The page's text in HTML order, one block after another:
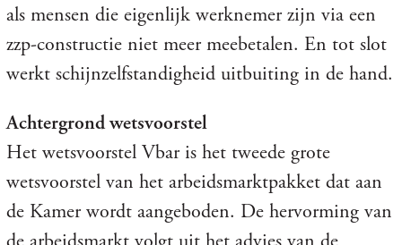
als mensen die eigenlijk werknemer zijn via een
zzp-constructie niet meer meebetalen. En tot slot
werkt schijnzelfstandigheid uitbuiting in de hand.
Achtergrond wetsvoorstel
Het wetsvoorstel Vbar is het tweede grote
wetsvoorstel van het arbeidsmarktpakket dat aan
de Kamer wordt aangeboden. De hervorming van